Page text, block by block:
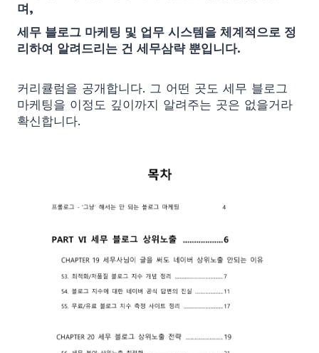
며,
세무 블로그 마케팅 및 업무 시스템을 체계적으로 정
리하여 알려드리는 건 세무삼략 뿐입니다.
커리큘럼을 공개합니다. 그 어떤 곳도 세무 블로그
마케팅을 이정도 깊이까지 알려주는 곳은 없을거라
확신합니다.